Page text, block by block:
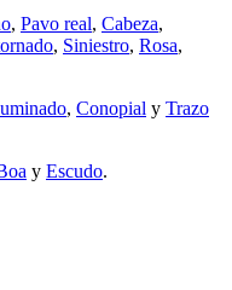
, Pavo real, Cabeza,
, Siniestro, Rosa,
, Conopial y Trazo
y Escudo.